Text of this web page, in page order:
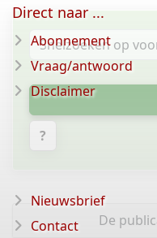
?
De
Direct naar ...
Abonnement
Vraag/antwoord
Disclaimer
Nieuwsbrief
Contact